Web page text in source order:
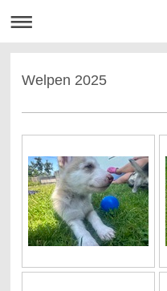
Welpen 2025